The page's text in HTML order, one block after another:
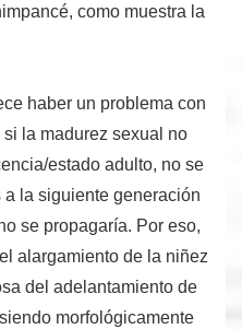
, como muestra la
haber un problema con
si la madurez sexual no
estado adulto, no se
la siguiente generación
se propagaría. Por eso,
alargamiento de la niñez
del adelantamiento de
morfológicamente